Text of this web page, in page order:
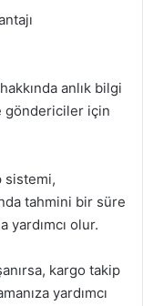
anlık bilgi
göndericiler için
sistemi,
tahmini bir süre
yardımcı olur.
kargo takip
yardımcı